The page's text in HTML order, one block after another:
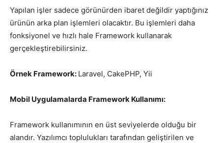
Yapılan işler sadece görünürden ibaret değildir yaptığınız
ürünün arka plan işlemleri olacaktır. Bu işlemleri daha
fonksiyonel ve hızlı hale Framework kullanarak
gerçekleştirebilirsiniz.
Örnek Framework: Laravel, CakePHP, Yii
Mobil Uygulamalarda Framework Kullanımı:
Framework kullanımının en üst seviyelerde olduğu bir
alandır. Yazılımcı toplulukları tarafından geliştirilen ve